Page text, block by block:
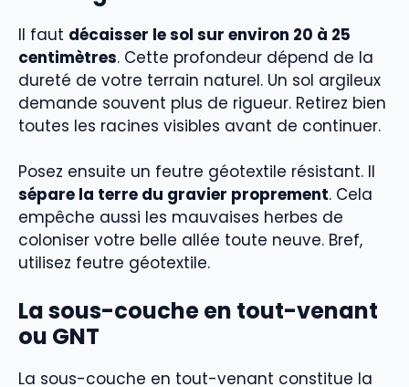
Il faut décaisser le sol sur environ 20 à 25
centimètres. Cette profondeur dépend de la
dureté de votre terrain naturel. Un sol argileux
demande souvent plus de rigueur. Retirez bien
toutes les racines visibles avant de continuer.
Posez ensuite un feutre géotextile résistant. Il
sépare la terre du gravier proprement. Cela
empêche aussi les mauvaises herbes de
coloniser votre belle allée toute neuve. Bref,
utilisez feutre géotextile.
La sous-couche en tout-venant
ou GNT
La sous-couche en tout-venant constitue la